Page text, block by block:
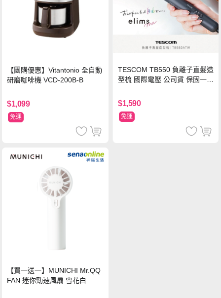
【團購優惠】Vitantonio 全自動
研磨咖啡機 VCD-200B-B
$1,099
免運
TESCOM TB550 負離子直髮造
型梳 國際電壓 公司貨 保固一年
$1,590
免運
【買一送一】MUNICHI Mr.QQ
FAN 迷你勁速風扇 雪花白